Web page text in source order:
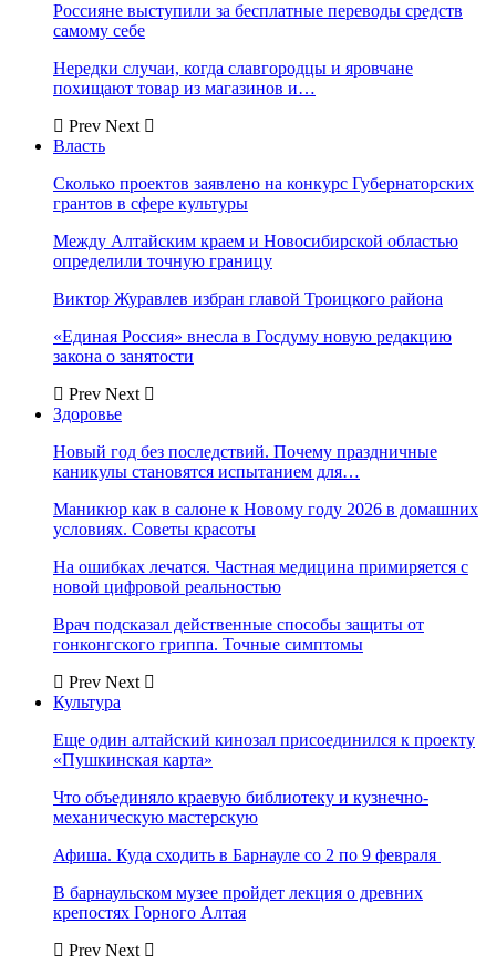
Россияне выступили за бесплатные переводы средств
самому себе
Нередки случаи, когда славгородцы и яровчане
похищают товар из магазинов и…
Prev Next
Власть
Сколько проектов заявлено на конкурс Губернаторских
грантов в сфере культуры
Между Алтайским краем и Новосибирской областью
определили точную границу
Виктор Журавлев избран главой Троицкого района
«Единая Россия» внесла в Госдуму новую редакцию
закона о занятости
Prev Next
Здоровье
Новый год без последствий. Почему праздничные
каникулы становятся испытанием для…
Маникюр как в салоне к Новому году 2026 в домашних
условиях. Советы красоты
На ошибках лечатся. Частная медицина примиряется с
новой цифровой реальностью
Врач подсказал действенные способы защиты от
гонконгского гриппа. Точные симптомы
Prev Next
Культура
Еще один алтайский кинозал присоединился к проекту
«Пушкинская карта»
Что объединяло краевую библиотеку и кузнечно-
механическую мастерскую
Афиша. Куда сходить в Барнауле со 2 по 9 февраля
В барнаульском музее пройдет лекция о древних
крепостях Горного Алтая
Prev Next